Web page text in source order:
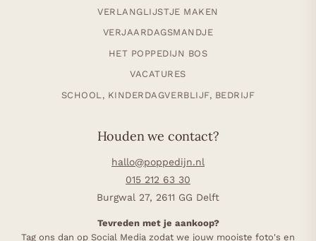
VERLANGLIJSTJE MAKEN
VERJAARDAGSMANDJE
HET POPPEDIJN BOS
VACATURES
SCHOOL, KINDERDAGVERBLIJF, BEDRIJF
Houden we contact?
hallo@poppedijn.nl
015 212 63 30
Burgwal 27, 2611 GG Delft
Tevreden met je aankoop?
Tag ons dan op Social Media zodat we jouw mooiste foto's en